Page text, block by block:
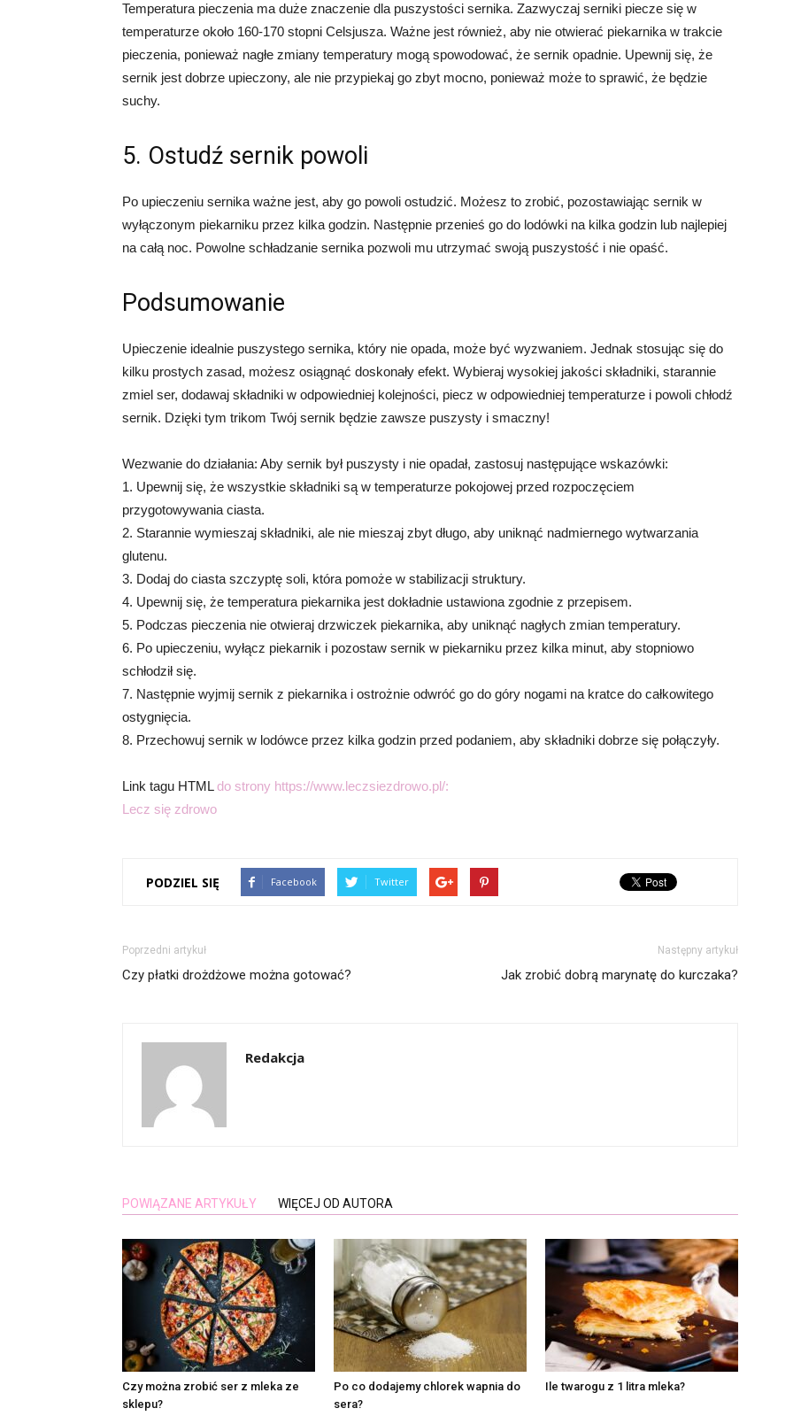
Temperatura pieczenia ma duże znaczenie dla puszystości sernika. Zazwyczaj serniki piecze się w
temperaturze około 160-170 stopni Celsjusza. Ważne jest również, aby nie otwierać piekarnika w trakcie
pieczenia, ponieważ nagłe zmiany temperatury mogą spowodować, że sernik opadnie. Upewnij się, że
sernik jest dobrze upieczony, ale nie przypiekaj go zbyt mocno, ponieważ może to sprawić, że będzie
suchy.
5. Ostudź sernik powoli
Po upieczeniu sernika ważne jest, aby go powoli ostudzić. Możesz to zrobić, pozostawiając sernik w
wyłączonym piekarniku przez kilka godzin. Następnie przenieś go do lodówki na kilka godzin lub najlepiej
na całą noc. Powolne schładzanie sernika pozwoli mu utrzymać swoją puszystość i nie opaść.
Podsumowanie
Upieczenie idealnie puszystego sernika, który nie opada, może być wyzwaniem. Jednak stosując się do
kilku prostych zasad, możesz osiągnąć doskonały efekt. Wybieraj wysokiej jakości składniki, starannie
zmiel ser, dodawaj składniki w odpowiedniej kolejności, piecz w odpowiedniej temperaturze i powoli chłodź
sernik. Dzięki tym trikom Twój sernik będzie zawsze puszysty i smaczny!
Wezwanie do działania: Aby sernik był puszysty i nie opadał, zastosuj następujące wskazówki:
1. Upewnij się, że wszystkie składniki są w temperaturze pokojowej przed rozpoczęciem
przygotowywania ciasta.
2. Starannie wymieszaj składniki, ale nie mieszaj zbyt długo, aby uniknąć nadmiernego wytwarzania
glutenu.
3. Dodaj do ciasta szczyptę soli, która pomoże w stabilizacji struktury.
4. Upewnij się, że temperatura piekarnika jest dokładnie ustawiona zgodnie z przepisem.
5. Podczas pieczenia nie otwieraj drzwiczek piekarnika, aby uniknąć nagłych zmian temperatury.
6. Po upieczeniu, wyłącz piekarnik i pozostaw sernik w piekarniku przez kilka minut, aby stopniowo
schłodził się.
7. Następnie wyjmij sernik z piekarnika i ostrożnie odwróć go do góry nogami na kratce do całkowitego
ostygnięcia.
8. Przechowuj sernik w lodówce przez kilka godzin przed podaniem, aby składniki dobrze się połączyły.
Link tagu HTMLdo strony https://www.leczsiezdrowo.pl/:
Lecz się zdrowo
PODZIEL SIĘ Facebook Twitter
Poprzedni artykuł
Czy płatki drożdżowe można gotować?
Następny artykuł
Jak zrobić dobrą marynatę do kurczaka?
Redakcja
POWIĄZANE ARTYKUŁY WIĘCEJ OD AUTORA
Czy można zrobić ser z mleka ze
sklepu?
Po co dodajemy chlorek wapnia do
sera?
Ile twarogu z 1 litra mleka?